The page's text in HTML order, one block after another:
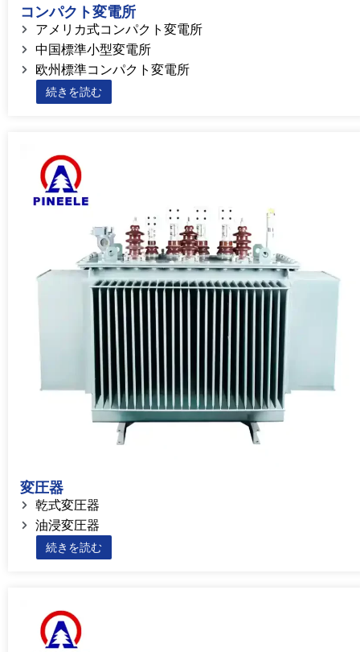
コンパクト変電所
アメリカ式コンパクト変電所
中国標準小型変電所
欧州標準コンパクト変電所
続きを読む
変圧器
乾式変圧器
油浸変圧器
続きを読む